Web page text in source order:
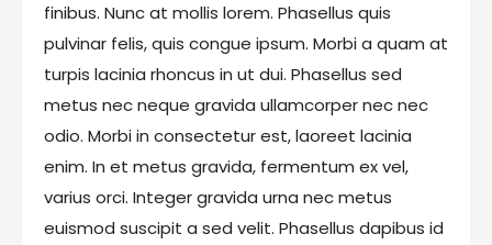
finibus. Nunc at mollis lorem. Phasellus quis
pulvinar felis, quis congue ipsum. Morbi a quam at
turpis lacinia rhoncus in ut dui. Phasellus sed
metus nec neque gravida ullamcorper nec nec
odio. Morbi in consectetur est, laoreet lacinia
enim. In et metus gravida, fermentum ex vel,
varius orci. Integer gravida urna nec metus
euismod suscipit a sed velit. Phasellus dapibus id